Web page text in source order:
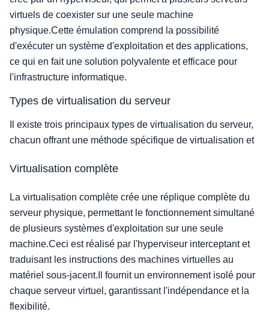
virtuels de coexister sur une seule machine
physique.Cette émulation comprend la possibilité
d'exécuter un système d'exploitation et des applications,
ce qui en fait une solution polyvalente et efficace pour
l'infrastructure informatique.
Types de virtualisation du serveur
Il existe trois principaux types de virtualisation du serveur,
chacun offrant une méthode spécifique de virtualisation et
Virtualisation complète
La virtualisation complète crée une réplique complète du
serveur physique, permettant le fonctionnement simultané
de plusieurs systèmes d'exploitation sur une seule
machine.Ceci est réalisé par l'hyperviseur interceptant et
traduisant les instructions des machines virtuelles au
matériel sous-jacent.Il fournit un environnement isolé pour
chaque serveur virtuel, garantissant l'indépendance et la
flexibilité.